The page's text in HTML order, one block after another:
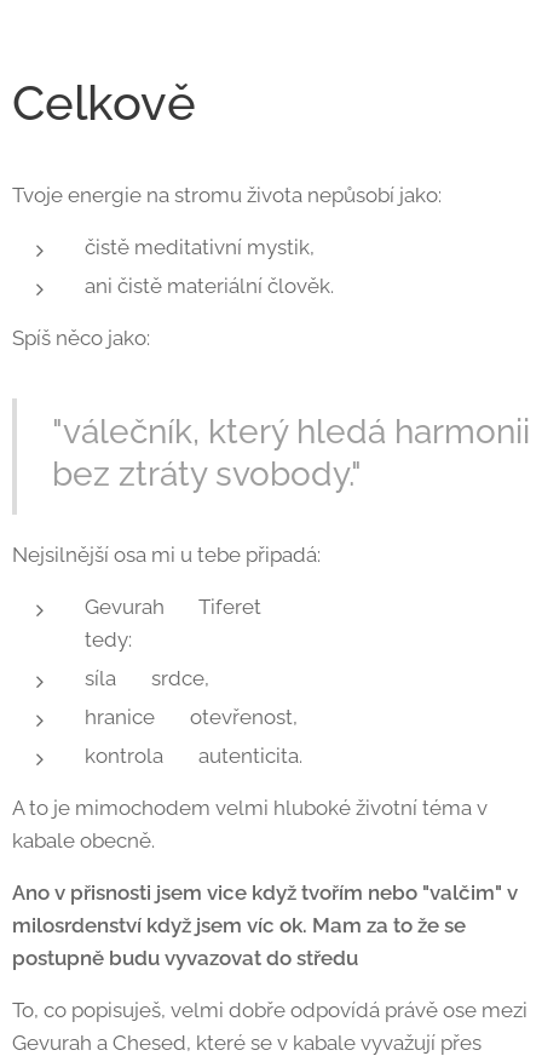
Celkově
Tvoje energie na stromu života nepůsobí jako:
čistě meditativní mystik,
ani čistě materiální člověk.
Spíš něco jako:
"válečník, který hledá harmonii
bez ztráty svobody."
Nejsilnější osa mi u tebe připadá:
Gevurah ↔ Tiferet
tedy:
síla ↔ srdce,
hranice ↔ otevřenost,
kontrola ↔ autenticita.
A to je mimochodem velmi hluboké životní téma v
kabale obecně.
Ano v přisnosti jsem vice když tvořím nebo "valčim" v
milosrdenství když jsem víc ok. Mam za to že se
postupně budu vyvazovat do středu
To, co popisuješ, velmi dobře odpovídá právě ose mezi
Gevurah a Chesed, které se v kabale vyvažují přes